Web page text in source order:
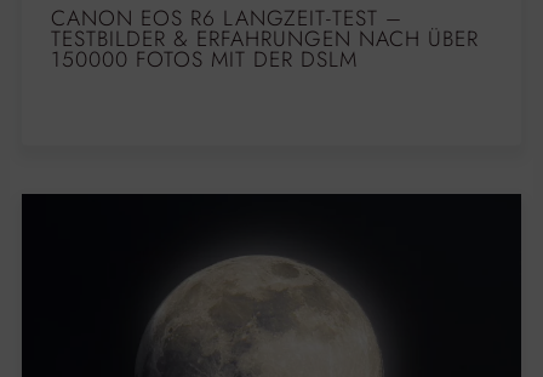
CANON EOS R6 LANGZEIT-TEST –
TESTBILDER & ERFAHRUNGEN NACH ÜBER
150000 FOTOS MIT DER DSLM